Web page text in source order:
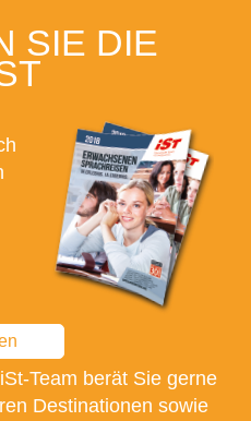
SIE DIE
Team berät Sie gerne
Destinationen sowie